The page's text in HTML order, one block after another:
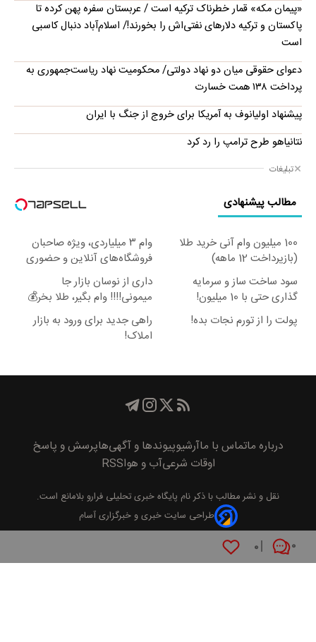
۰ ۰
«پیمان مکه» قمار خطرناک ترکیه است / عربستان سفره پهن کرده تا
پاکستان و ترکیه دلارهای نفتی‌اش را بخورند!/ اسلام‌آباد دنبال کاسبی
است
دعوای حقوقی میان دو نهاد دولتی/ محکومیت نهاد ریاست‌جمهوری به
پرداخت ۱۳۸ همت خسارت
پیشنهاد اولیانوف به آمریکا برای خروج از جنگ با ایران
نتانیاهو طرح ترامپ را رد کرد
تبلیغات
مطالب پیشنهادی
100 میلیون وام آنی خرید طلا
(بازپرداخت 12 ماهه)
وام ۳ میلیاردی، ویژه صاحبان
فروشگاه‌های آنلاین و حضوری
سود ساخت ساز و سرمایه
گذاری حتی با 10 میلیون!
داری از نوسان بازار جا
میمونی!!!! وام بگیر، طلا بخر💰
پولت را از تورم نجات بده!
راهی جدید برای ورود به بازار
املاک!
درباره ماتماس با ماآرشیوپیوند‌ها و آگهی‌هاپرسش و پاسخ
اوقات شرعیآب و هواRSS
نقل و نشر مطالب با ذکر نام پايگاه خبری تحليلی فراروبلامانع است.
طراحی سایت خبری و خبرگزاری آسام